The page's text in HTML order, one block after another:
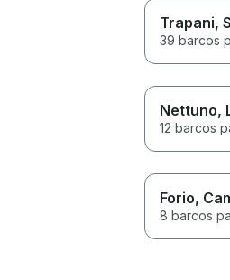
Trapani,
39 barcos
Nettuno,
12 barcos
Forio,
8 barcos